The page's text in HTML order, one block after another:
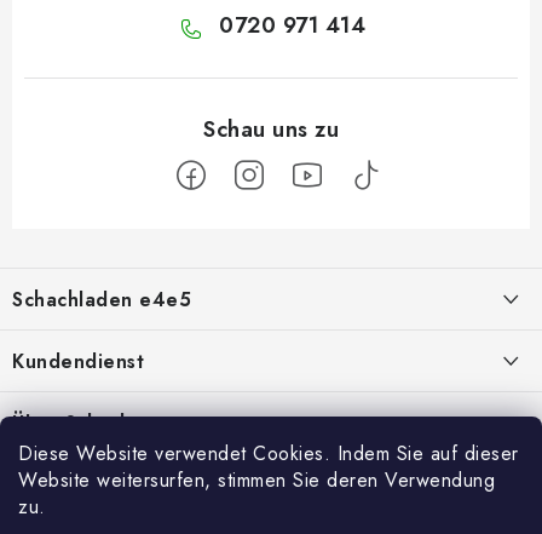
Diese Website verwendet Cookies. Indem Sie auf dieser
Website weitersurfen, stimmen Sie deren Verwendung
zu.
0720 971 414
ß
z
e
i
Schachladen e4e5
Kontakt
Schachshop-Partner
Kundendienst
Geschäftsbedingungen
Hilfe bei Reklamationen
Über Schach
Schachmagazine
Facebook